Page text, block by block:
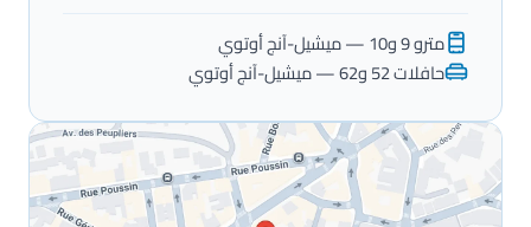
مترو 9 و10 — ميشيل-آنج أوتوي
حافلات 52 و62 — ميشيل-آنج أوتوي